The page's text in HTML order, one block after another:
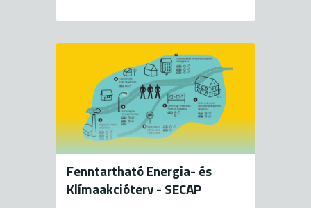
Fenntartható Energia- és
Klímaakcióterv - SECAP